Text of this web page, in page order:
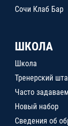
Сочи Клаб Бар
ШКОЛА
Школа
Тренерский
Часто
Новый набор
Сведения об